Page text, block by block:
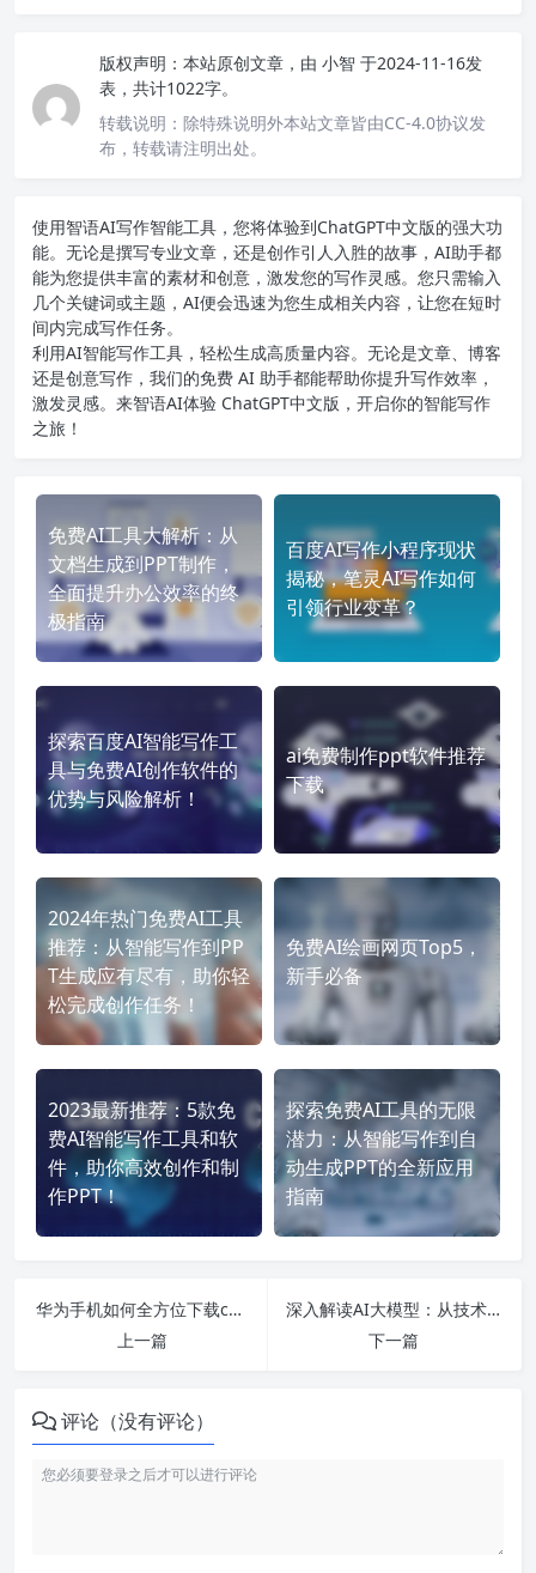
版权声明： 本站原创文章，由 小智 于2024-11-16发
表，共计1022字。
转载说明： 除特殊说明外本站文章皆由CC-4.0协议发
布，转载请注明出处。
使用智语AI写作智能工具，您将体验到ChatGPT中文版的强大功
能。无论是撰写专业文章，还是创作引人入胜的故事，AI助手都
能为您提供丰富的素材和创意，激发您的写作灵感。您只需输入
几个关键词或主题，AI便会迅速为您生成相关内容，让您在短时
间内完成写作任务。
利用AI智能写作工具，轻松生成高质量内容。无论是文章、博客
还是创意写作，我们的免费 AI 助手都能帮助你提升写作效率，
激发灵感。来智语AI体验 ChatGPT中文版 ，开启你的智能写作
之旅！
免费AI工具大解析：从
文档生成到PPT制作，
全面提升办公效率的终
极指南
百度AI写作小程序现状
揭秘，笔灵AI写作如何
引领行业变革？
探索百度AI智能写作工
具与免费AI创作软件的
优势与风险解析！
ai免费制作ppt软件推荐
下载
2024年热门免费AI工具
推荐：从智能写作到PP
T生成应有尽有，助你轻
松完成创作任务！
免费AI绘画网页Top5，
新手必备
2023最新推荐：5款免
费AI智能写作工具和软
件，助你高效创作和制
作PPT！
探索免费AI工具的无限
潜力：从智能写作到自
动生成PPT的全新应用
指南
华为手机如何全方位下载chatgpt中文版及相关应用软件教程解析
上一篇
深入解读AI大模型：从技术架构到应用场景，全面解析2024前景及股票投资机会
下一篇
评论（没有评论）